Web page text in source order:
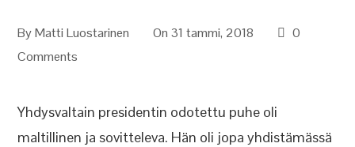
ByMatti Luostarinen On 31 tammi, 2018
0
Comments
Yhdysvaltain presidentin odotettu puhe oli
maltillinen ja sovitteleva. Hän oli jopa yhdistämässä